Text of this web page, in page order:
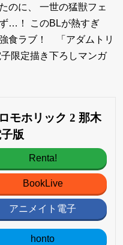
のに、 一世の猛獣フェ
…！ このBLが熱すぎ
食ラブ！ 「アダムトリ
限定描き下ろしマンガ
モホリック 2 那木
版
Renta!
BookLive
アニメイト電子
honto